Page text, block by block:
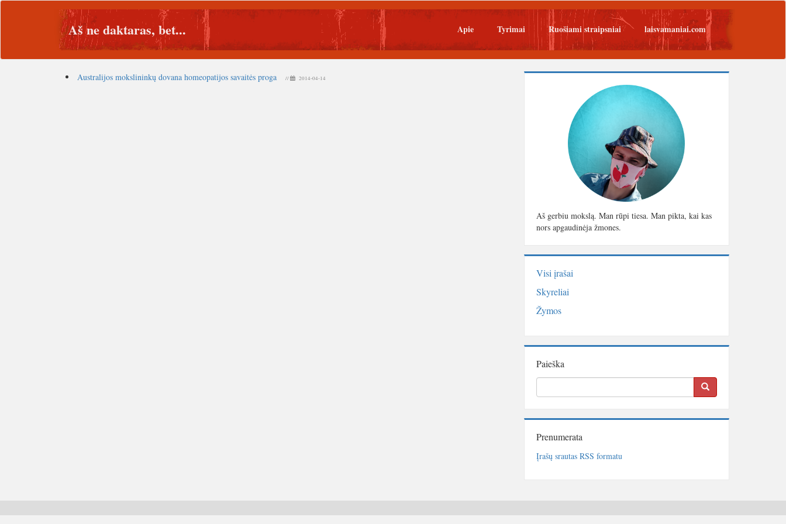
Aš ne daktaras, bet... Apie Tyrimai Ruošiami straipsniai laisvamaniai.com
Australijos mokslininkų dovana homeopatijos savaitės proga // 2014-04-14
Aš gerbiu mokslą. Man rūpi tiesa. Man pikta, kai kas
nors apgaudinėja žmones.
Visi įrašai
Skyreliai
Žymos
Paieška
Prenumerata
Įrašų srautas RSS formatu